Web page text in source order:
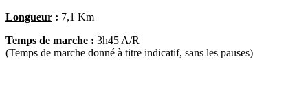
Longueur : 7,1 Km
Temps de marche : 3h45 A/R
(Temps de marche donné à titre indicatif, sans les pauses)